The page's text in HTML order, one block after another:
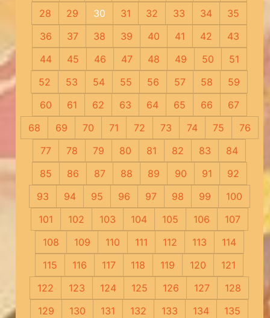
28
29 30 31 32 33 34
35
36
37 38 39 40 41 42
43
44
45 46 47 48 49 50
51
52
53 54 55 56 57 58
59
60
61 62 63 64 65 66
67
68
69 70 71 72 73 74 75
76
77
78 79 80 81 82 83
84
85
86 87 88 89 90 91
92
93
94 95 96 97 98 99
100
101
102 103 104 105 106
107
108
109 110 111 112 113
114
115
116 117 118 119 120
121
122
123 124 125 126 127
128
129
130 131 132 133 134
135